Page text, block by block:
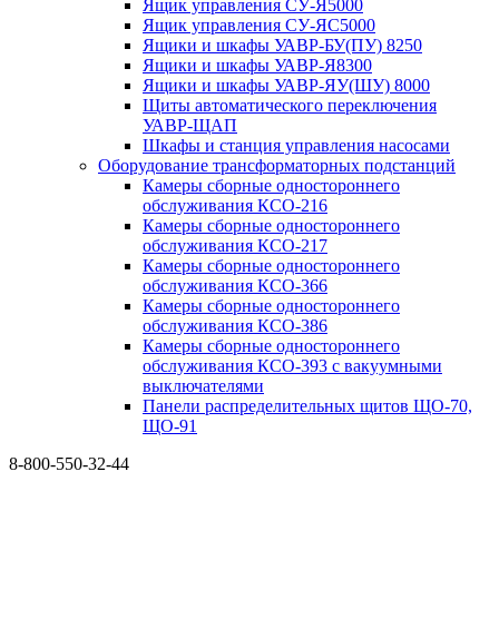
Ящик управления СУ-Я5000
Ящик управления СУ-ЯС5000
Ящики и шкафы УАВР-БУ(ПУ) 8250
Ящики и шкафы УАВР-Я8300
Ящики и шкафы УАВР-ЯУ(ШУ) 8000
Щиты автоматического переключения
УАВР-ЩАП
Шкафы и станция управления насосами
Оборудование трансформаторных подстанций
Камеры сборные одностороннего
обслуживания КСО-216
Камеры сборные одностороннего
обслуживания КСО-217
Камеры сборные одностороннего
обслуживания КСО-366
Камеры сборные одностороннего
обслуживания КСО-386
Камеры сборные одностороннего
обслуживания КСО-393 с вакуумными
выключателями
Панели распределительных щитов ЩО-70,
ЩО-91
8-800-550-32-44